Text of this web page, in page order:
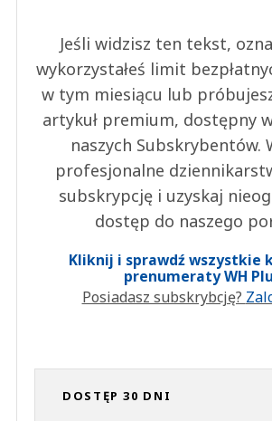
Jeśli widzisz ten tekst,
wykorzystałeś limit
w tym miesiącu lub
artykuł premium, dostępny
naszych Subskrybentów.
profesjonalne
subskrypcję i uzyskaj
dostęp do naszego
Kliknij i sprawdź wszystkie
prenumeraty WH
Posiadasz subskrybcję?
DOSTĘP 30 DNI